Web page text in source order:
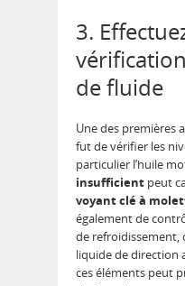
3.
de fluide
Une des premières
fut de vérifier les
particulier l’huile
insufficient peut
voyant clé à
également de
de refroidissement,
liquide de direction
ces éléments peut